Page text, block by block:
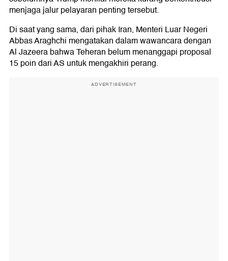
menjaga jalur pelayaran penting tersebut.
Di saat yang sama, dari pihak Iran, Menteri Luar Negeri
Abbas Araghchi mengatakan dalam wawancara dengan
Al Jazeera bahwa Teheran belum menanggapi proposal
15 poin dari AS untuk mengakhiri perang.
ADVERTISEMENT